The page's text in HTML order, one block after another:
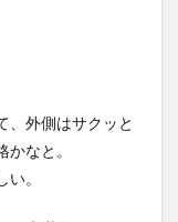
、外側はサクッと
なと。
。